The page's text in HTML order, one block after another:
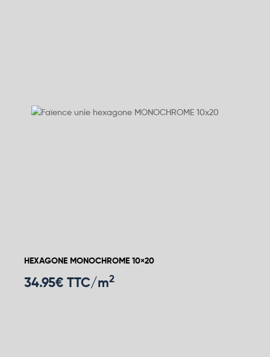
HEXAGONE MONOCHROME 10×20
34.95€ TTC/m2